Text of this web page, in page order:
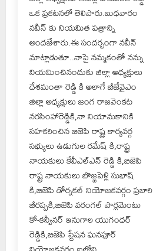
ఒక ప్రకటనలో తెలిపారు.బుధవారం
నవీన్ కు నియమిత పత్రాన్ని
అందజేశారు.ఈ సందర్భంగా నవీన్
మాట్లాడుతూ..నాపై నమ్మకంతో నన్ను
నియమించినందుకు జిల్లా అధ్యక్షులు
దేశమంతా రెడ్డి కి అలాగే బీజేవైఎం
జిల్లా అధ్యక్షులు జంగ రాజవెంకట
నరసింహారెడ్డికి,నా నియామకానికి
సహకరించిన బిజెపి రాష్ట్ర కార్యవర్గ
సభ్యులు ఉడుగుల రమేష్ కి,రాష్ట్ర
నాయకులు కేవీఎల్ఎన్ రెడ్డి కి,బిజెపి
రాష్ట్ర నాయకులు బొజ్జపెళ్లి సుభాష్
కి,బిజెపి డోర్నకల్ నియోజకవర్గం ప్రబారి
బీరప్పకి,బిజెపి వరంగల్ పార్లమెంటు
కో-కన్వీనర్ ఇనుగాల యుగంధర్
రెడ్డికి,బిజెపి స్టేషన ఘనపూర్